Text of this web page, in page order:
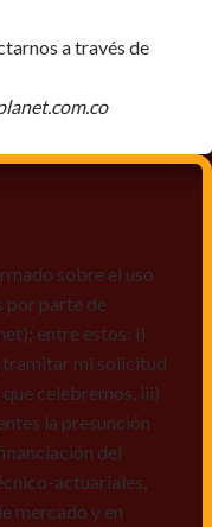
a través de
sobre el uso
por parte de
entre estos: i)
tramitar mi solicitud
celebremos, iii)
la presunción
del
actuariales,
mercado y en